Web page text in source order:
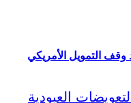
التمويل الأمريكي